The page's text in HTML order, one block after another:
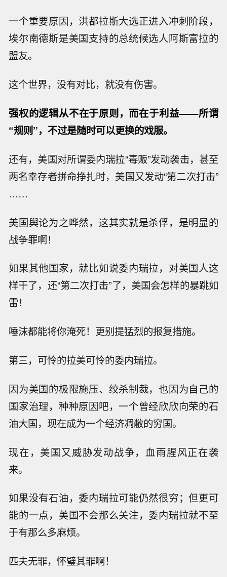
一个重要原因，洪都拉斯大选正进入冲刺阶段，
埃尔南德斯是美国支持的总统候选人阿斯富拉的
盟友。
这个世界，没有对比，就没有伤害。
强权的逻辑从不在于原则，而在于利益——所谓
“规则”，不过是随时可以更换的戏服。
还有，美国对所谓委内瑞拉“毒贩”发动袭击，甚至
两名幸存者拼命挣扎时，美国又发动“第二次打击”
……
美国舆论为之哗然，这其实就是杀俘，是明显的
战争罪啊！
如果其他国家，就比如说委内瑞拉，对美国人这
样干了，还“第二次打击”了，美国会怎样的暴跳如
雷！
唾沫都能将你淹死！更别提猛烈的报复措施。
第三，可怜的拉美可怜的委内瑞拉。
因为美国的极限施压、绞杀制裁，也因为自己的
国家治理，种种原因吧，一个曾经欣欣向荣的石
油大国，现在成为一个经济凋敝的穷国。
现在，美国又威胁发动战争，血雨腥风正在袭
来。
如果没有石油，委内瑞拉可能仍然很穷；但更可
能的一点，美国不会那么关注，委内瑞拉就不至
于有那么多麻烦。
匹夫无罪，怀璧其罪啊！